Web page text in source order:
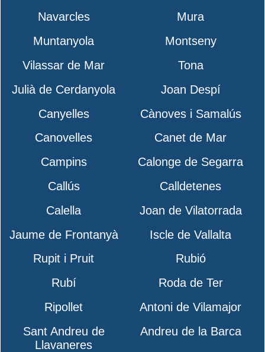
Navarcles
Mura
Muntanyola
Montseny
Vilassar de Mar
Tona
Julià de Cerdanyola
Joan Despí
Canyelles
Cànoves i Samalús
Canovelles
Canet de Mar
Campins
Calonge de Segarra
Callús
Calldetenes
Calella
Joan de Vilatorrada
Jaume de Frontanyà
Iscle de Vallalta
Rupit i Pruit
Rubió
Rubí
Roda de Ter
Ripollet
Antoni de Vilamajor
Sant Andreu de
Llavaneres
Andreu de la Barca